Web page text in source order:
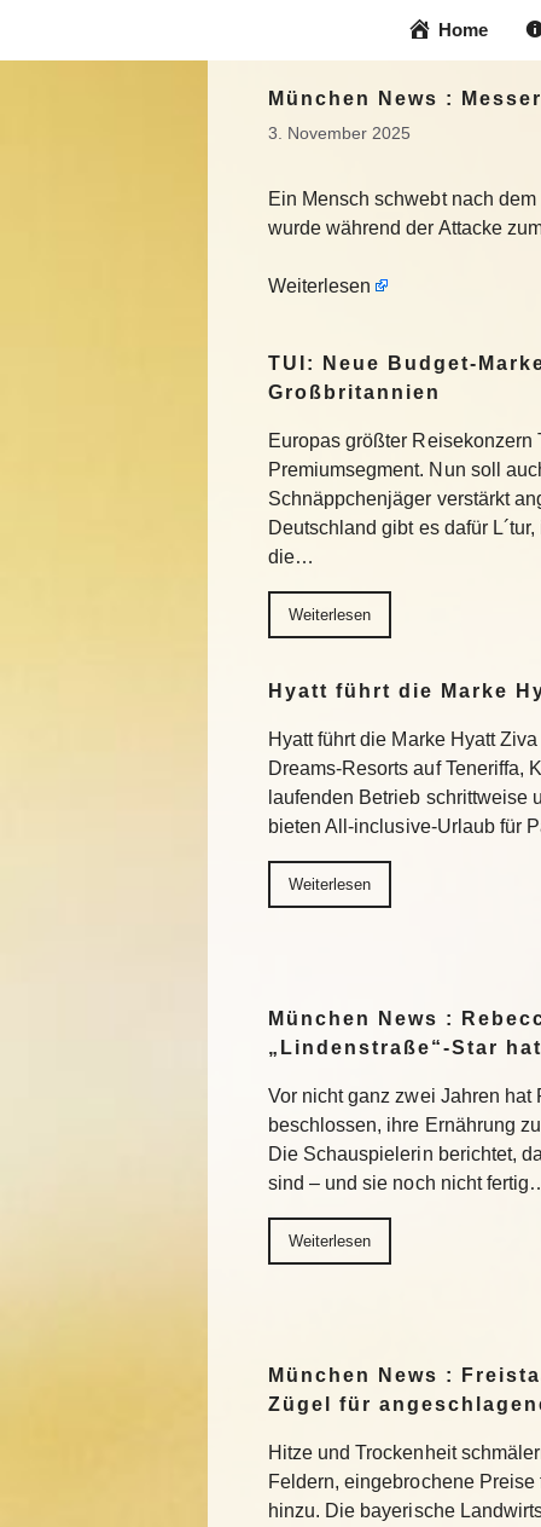
Home
München News :
3. November 2025
Ein Mensch schwebt nach
wurde während der Attacke
Weiterlesen
TUI: Neue Budget-
Großbritannien
Europas größter Reisekonzern
Premiumsegment. Nun soll
Schnäppchenjäger verstärkt
Deutschland gibt es dafür
die…
Weiterlesen
Hyatt führt die Marke
Hyatt führt die Marke Hyatt
Dreams-Resorts auf Teneriffa,
laufenden Betrieb schrittweise
bieten All-inclusive-Urlaub für
Weiterlesen
München News :
„Lindenstraße“-Star
Vor nicht ganz zwei Jahren
beschlossen, ihre Ernährung
Die Schauspielerin berichtet,
sind – und sie noch nicht
Weiterlesen
München News :
Zügel für
Hitze und Trockenheit
Feldern, eingebrochene
hinzu. Die bayerische